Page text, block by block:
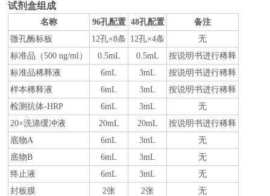
试剂盒组成
名称 96孔配置 48孔配置
备注
微孔酶标板
12孔×8条 12孔×4条
无
标准品（500 ng/ml） 0.5mL 0.5mL
按说明书进行稀释
标准品稀释液
6mL 3mL
按说明书进行稀释
样本稀释液
6mL 3mL
按说明书进行稀释
检测抗体-HRP
6mL 3mL
无
20×洗涤缓冲液 20mL 20mL
按说明书进行稀释
底物A
6mL 3mL
无
底物B
6mL 3mL
无
终止液
6mL 3mL
无
封板膜
2张 2张
无